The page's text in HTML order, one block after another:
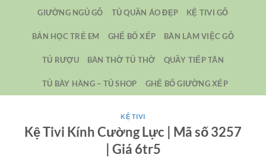
GIƯỜNG NGỦ GỖ TỦ QUẦN ÁO ĐẸP KỆ TIVI GỖ
BẢN HỌC TRẺ EM GHẾ BỐ XẾP BÀN LÀM VIỆC GỖ
TỦ RƯỢU BÀN THỜ TỦ THỜ QUẦY TIẾP TÂN
TỦ BÀY HÀNG – TỦ SHOP GHẾ BỐ GIƯỜNG XẾP
KỆ TIVI
Kệ Tivi Kính Cường Lực | Mã số 3257
| Giá 6tr5